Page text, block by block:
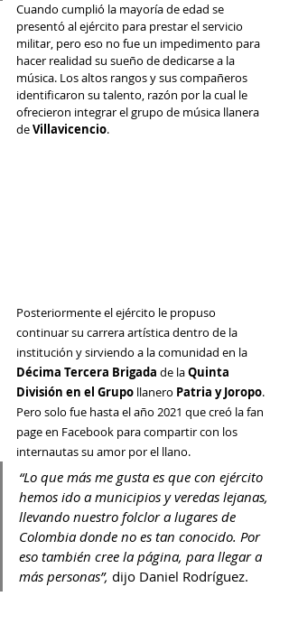
Cuando cumplió la mayoría de edad se
presentó al ejército para prestar el servicio
militar, pero eso no fue un impedimento para
hacer realidad su sueño de dedicarse a la
música. Los altos rangos y sus compañeros
identificaron su talento, razón por la cual le
ofrecieron integrar el grupo de música llanera
de Villavicencio.
Posteriormente el ejército le propuso
continuar su carrera artística dentro de la
institución y sirviendo a la comunidad en la
Décima Tercera Brigada de la Quinta
División en el Grupo llanero Patria y Joropo.
Pero solo fue hasta el año 2021 que creó la fan
page en Facebook para compartir con los
internautas su amor por el llano.
“Lo que más me gusta es que con ejército
hemos ido a municipios y veredas lejanas,
llevando nuestro folclor a lugares de
Colombia donde no es tan conocido. Por
eso también cree la página, para llegar a
más personas”, dijo Daniel Rodríguez.